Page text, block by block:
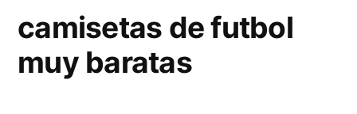
Segunda»
camisetas de futbol
muy baratas